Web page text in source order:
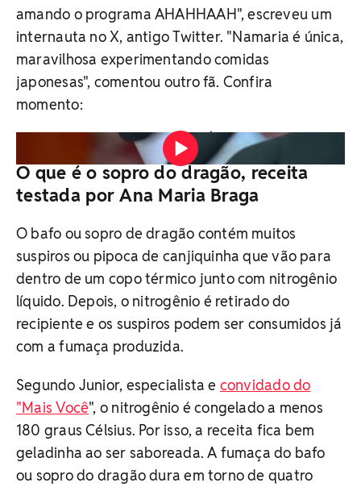
amando o programa AHAHHAAH", escreveu um
internauta no X, antigo Twitter. "Namaria é única,
maravilhosa experimentando comidas
japonesas", comentou outro fã. Confira
momento:
Vídeo: Reprodução / TV Globo
O que é o sopro do dragão, receita
testada por Ana Maria Braga
O bafo ou sopro de dragão contém muitos
suspiros ou pipoca de canjiquinha que vão para
dentro de um copo térmico junto com nitrogênio
líquido. Depois, o nitrogênio é retirado do
recipiente e os suspiros podem ser consumidos já
com a fumaça produzida.
Segundo Junior, especialista e convidado do
"Mais Você", o nitrogênio é congelado a menos
180 graus Célsius. Por isso, a receita fica bem
geladinha ao ser saboreada. A fumaça do bafo
ou sopro do dragão dura em torno de quatro